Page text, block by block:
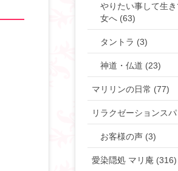
やりたい事して生
女へ (63)
タントラ (3)
神道・仏道 (23)
マリリンの日常 (77)
リラクゼーションス
お客様の声 (3)
愛染隠処 マリ庵 (316)